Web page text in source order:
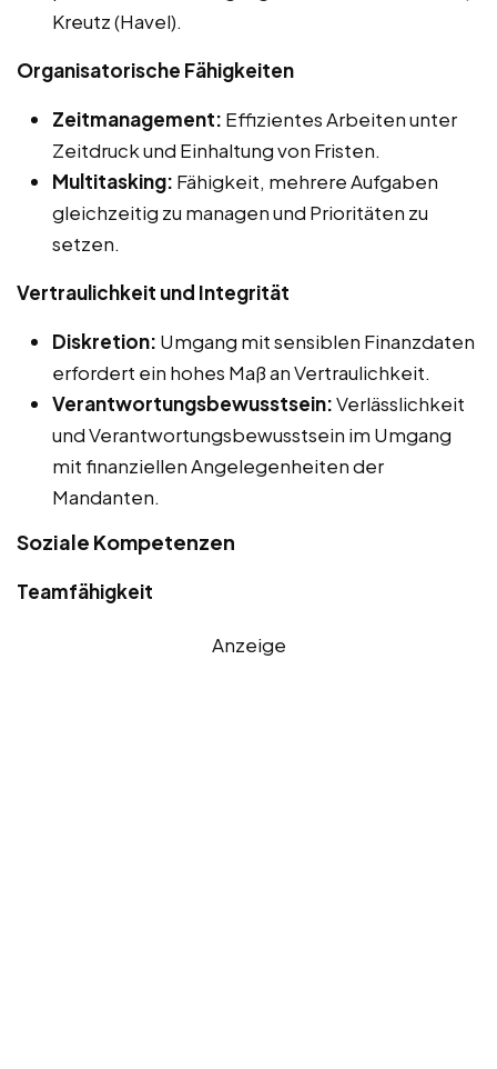
Kreutz (Havel).
Organisatorische Fähigkeiten
Zeitmanagement: Effizientes Arbeiten unter
Zeitdruck und Einhaltung von Fristen.
Multitasking: Fähigkeit, mehrere Aufgaben
gleichzeitig zu managen und Prioritäten zu
setzen.
Vertraulichkeit und Integrität
Diskretion: Umgang mit sensiblen Finanzdaten
erfordert ein hohes Maß an Vertraulichkeit.
Verantwortungsbewusstsein:Verlässlichkeit
und Verantwortungsbewusstsein im Umgang
mit finanziellen Angelegenheiten der
Mandanten.
Soziale Kompetenzen
Teamfähigkeit
Anzeige